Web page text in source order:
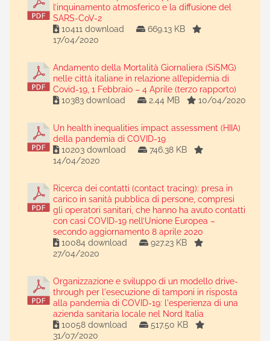
l’inquinamento atmosferico e la diffusione del
SARS-CoV-2
10411 download
669.13 KB
17/04/2020
Andamento della Mortalità Giornaliera (SiSMG)
nelle città italiane in relazione all’epidemia di
Covid-19, 1 Febbraio – 4 Aprile (terzo rapporto)
10383 download
2.44 MB 10/04/2020
Un health inequalities impact assessment (HIIA)
della pandemia di COVID-19
10203 download
746.38 KB
14/04/2020
Ricerca dei contatti (contact tracing): presa in
carico in sanità pubblica di persone, compresi
gli operatori sanitari, che hanno ha avuto contatti
con casi COVID-19 nell’Unione Europea –
secondo aggiornamento 8 aprile 2020
10084 download
927.23 KB
27/04/2020
Organizzazione e sviluppo di un modello drive-
through per l'esecuzione di tamponi in risposta
alla pandemia di COVID-19: l'esperienza di una
azienda sanitaria locale nel Nord Italia
10058 download
517.50 KB
31/07/2020